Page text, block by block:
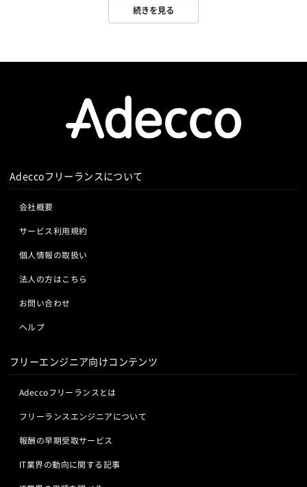
近年、IT業界の急速な進化とともに、Linuxの需要もますます高まって
います。オープンソースの強みを活かし、セキュリティやカスタマイ
チャンスと言えます。
分野では、Linuxのスキルが欠かせません。特に、AWSやGoogle
Cloud、Microsoft AzureなどのクラウドプラットフォームでのLinux
の知識が求められることが多いです。クラウドインフラストラクチャ
の設計と運用、システムの自動化、データベース管理など、多岐にわ
Linuxベースで動作しています。自動車、スマート家電、産業用機械
など、様々な分野でLinuxの需要が拡大しており、これに対応できる
エンジニアの価値が高まっています。
件の内容によって大きく変わります。一般的には、以下のような相場
中級エンジニア: 月収50万円～80万円
これらの相場は、技術的な深さや専門性、そして市場の需要と供給に
クの可否なども報酬に影響を与えます。
地域や業界によっても相場は異なります。例えば、東京や大阪などの
す。一方、地方では需要が少ない分、相場もやや低めになることが一
続きを見る
Adeccoフリーランスについて
会社概要
サービス利用規約
個人情報の取扱い
法人の方はこちら
お問い合わせ
ヘルプ
フリーエンジニア向けコンテンツ
Adeccoフリーランスとは
フリーランスエンジニアについて
報酬の早期受取サービス
IT業界の動向に関する記事